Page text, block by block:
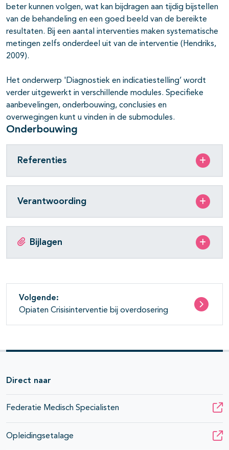
beter kunnen volgen, wat kan bijdragen aan tijdig bijstellen
van de behandeling en een goed beeld van de bereikte
resultaten. Bij een aantal interventies maken systematische
metingen zelfs onderdeel uit van de interventie (Hendriks,
2009).
Het onderwerp 'Diagnostiek en indicatiestelling’ wordt
verder uitgewerkt in verschillende modules. Specifieke
aanbevelingen, onderbouwing, conclusies en
overwegingen kunt u vinden in de submodules.
Onderbouwing
Referenties
Verantwoording
Bijlagen
Volgende:
Opiaten Crisisinterventie bij overdosering
Direct naar
Federatie Medisch Specialisten
Opleidingsetalage